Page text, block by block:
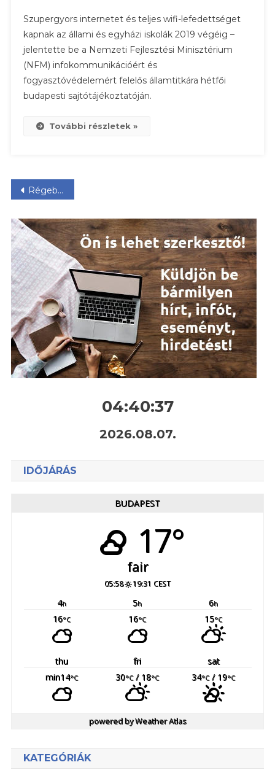
Internetet
És
Teljes
Wifi-
Lefedettséget
Kapnak
Iskolák
Szupergyors internetet és teljes wifi-lefedettséget
kapnak az állami és egyházi iskolák 2019 végéig –
jelentette be a Nemzeti Fejlesztési Minisztérium
(NFM) infokommunikációért és
fogyasztóvédelemért felelős államtitkára hétfői
budapesti sajtótájékoztatóján.
További részletek »
Bejegyzés
navigáció
Régebbi bejegyzések
04:40:38
2026.08.07.
IDŐJÁRÁS
BUDAPEST
17°
fair
05:58 19:31 CEST
4h 5h 6h
16°C 16°C 15°C
thu fri
sat
min14°C 30°C/ 18°C 34°C/ 19°C
powered byWeather Atlas
KATEGÓRIÁK